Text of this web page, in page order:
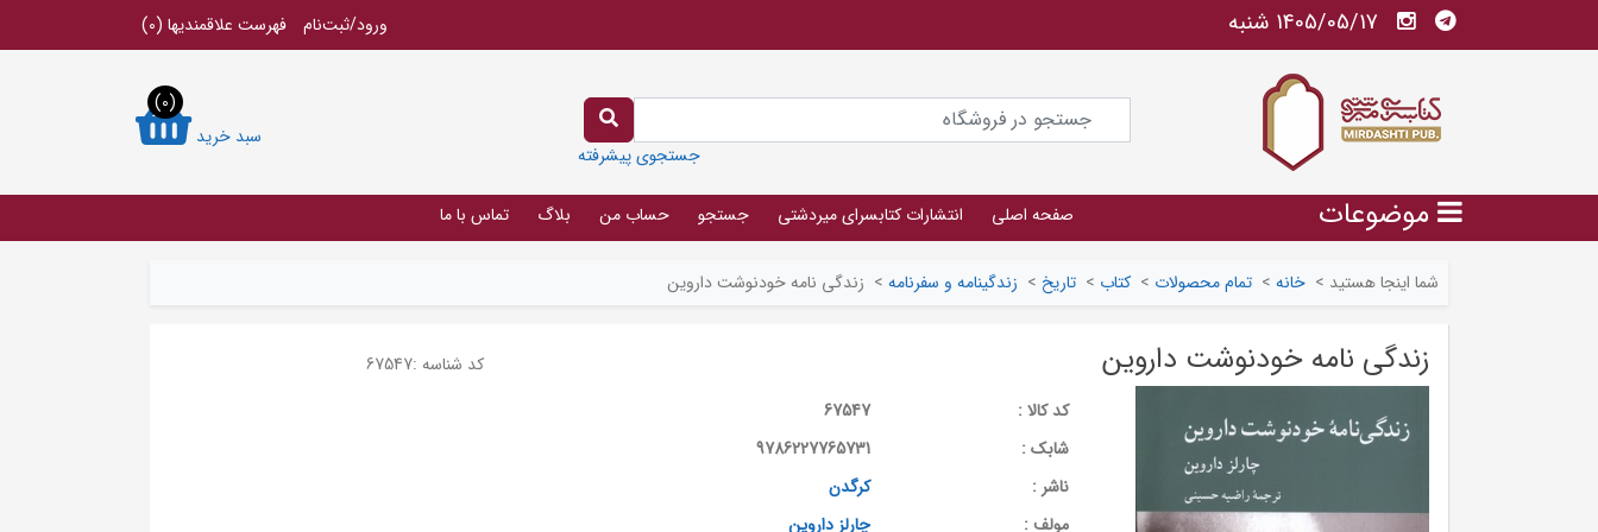
1405/05/17 شنبه ورود/ثبت‌نام فهرست علاقمندیها (0)
جستجوی پیشرفته
سبد خرید
(0)
موضوعات صفحه اصلی انتشارات کتابسرای میردشتی جستجو حساب من بلاگ تماس با ما
شما اینجا هستید > خانه > تمام محصولات > کتاب > تاریخ > زندگینامه و سفرنامه > زندگی نامه خودنوشت داروین
زندگی نامه خودنوشت داروین کد شناسه :67547
کد کالا :
67547
شابک :
9786227765731
ناشر :
کرگدن
مولف :
چارلز داروین